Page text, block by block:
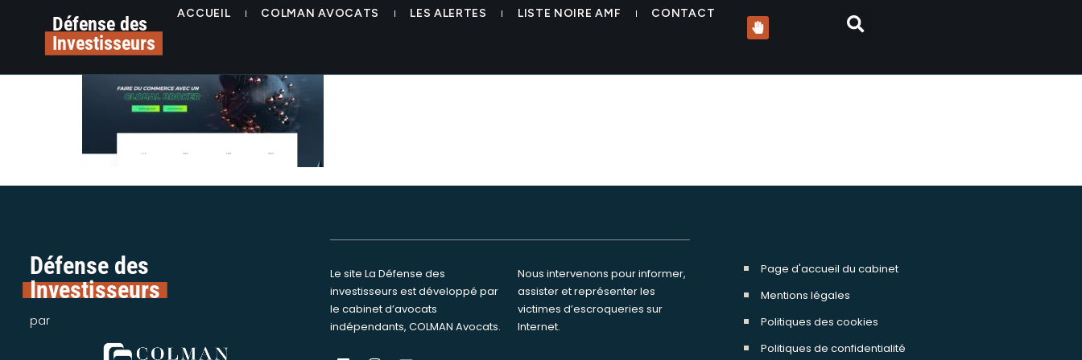
Défense des
Investisseurs
ACCUEIL COLMAN AVOCATS LES ALERTES LISTE NOIRE AMF CONTACT
alerte arnaque trading roctec colman avocats avocat fraude
Défense des
Investisseurs
par
Le site La Défense des
investisseurs est développé par
le cabinet d’avocats
indépendants, COLMAN Avocats.
Nous intervenons pour informer,
assister et représenter les
victimes d’escroqueries sur
Internet.
Page d'accueil du cabinet
Mentions légales
Politiques des cookies
Politiques de confidentialité